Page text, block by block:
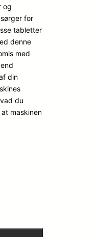
og
for
tabletter
denne
med
din
du
maskinen